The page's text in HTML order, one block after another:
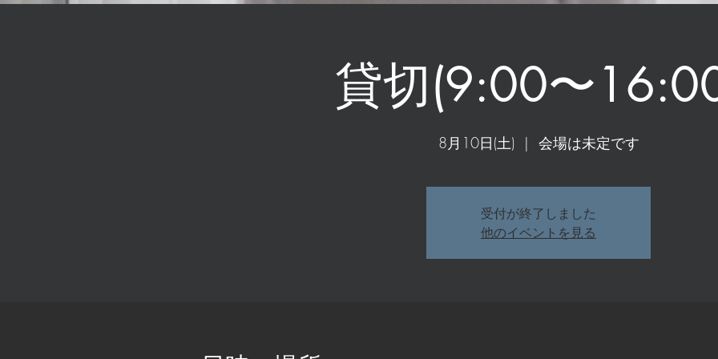
貸切(9:00〜
8月10日(土)
  |
会場は未定です
受付が終了しました
他のイベントを見る